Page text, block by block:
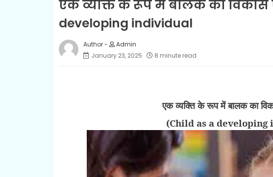
एक व्यक्ति के रूप में बालक का विकास
developing individual
Admin
January 23, 2025
8 minute read
एक व्यक्ति के रूप में बालक का
(Child as a